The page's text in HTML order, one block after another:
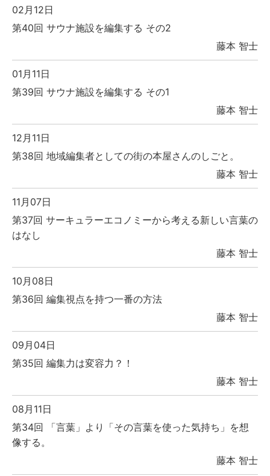
02月12日
第40回 サウナ施設を編集する その2
藤本 智士
01月11日
第39回 サウナ施設を編集する その1
藤本 智士
12月11日
第38回 地域編集者としての街の本屋さんのしごと。
藤本 智士
11月07日
第37回 サーキュラーエコノミーから考える新しい言葉の
はなし
藤本 智士
10月08日
第36回 編集視点を持つ一番の方法
藤本 智士
09月04日
第35回 編集力は変容力？！
藤本 智士
08月11日
第34回 「言葉」より「その言葉を使った気持ち」を想
像する。
藤本 智士